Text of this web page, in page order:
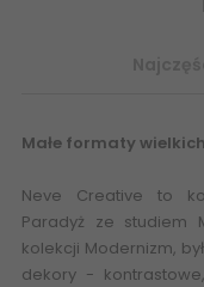
Małe formaty
Neve Creative to
Paradyż ze studiem
kolekcji Modernizm,
dekory -